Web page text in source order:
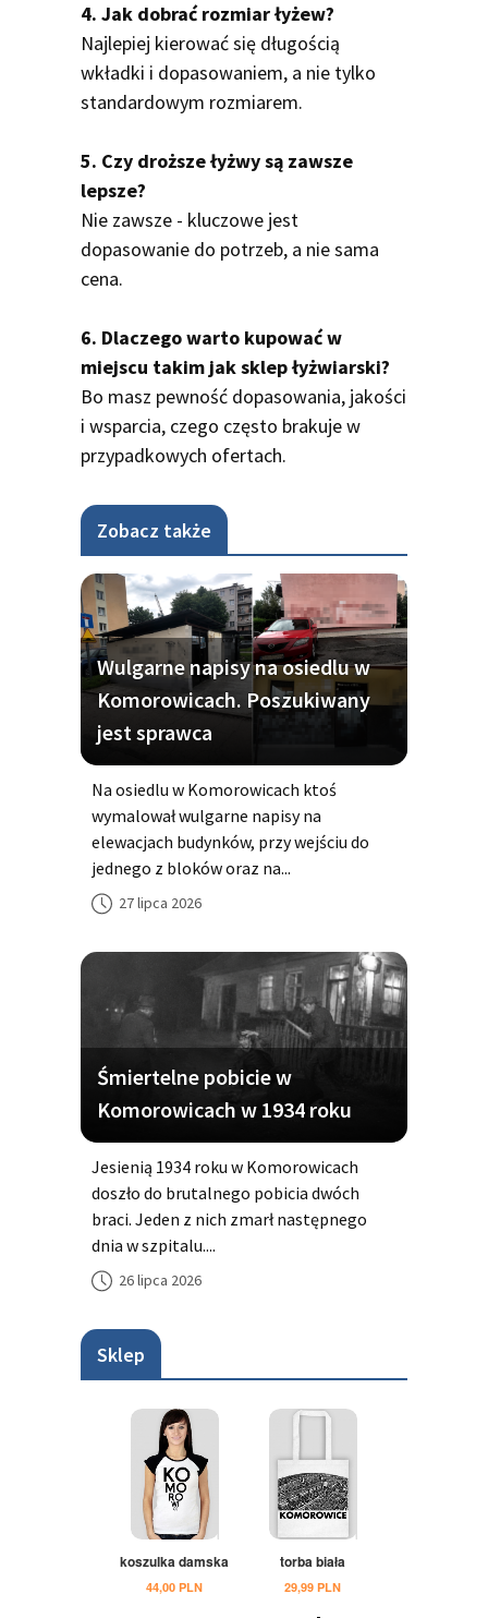
4. Jak dobrać rozmiar łyżew?
Najlepiej kierować się długością
wkładki i dopasowaniem, a nie tylko
standardowym rozmiarem.
5. Czy droższe łyżwy są zawsze
lepsze?
Nie zawsze - kluczowe jest
dopasowanie do potrzeb, a nie sama
cena.
6. Dlaczego warto kupować w
miejscu takim jak sklep łyżwiarski?
Bo masz pewność dopasowania, jakości
i wsparcia, czego często brakuje w
przypadkowych ofertach.
Zobacz także
Wulgarne napisy na osiedlu w
Komorowicach. Poszukiwany
jest sprawca
Na osiedlu w Komorowicach ktoś
wymalował wulgarne napisy na
elewacjach budynków, przy wejściu do
jednego z bloków oraz na...
27 lipca 2026
Śmiertelne pobicie w
Komorowicach w 1934 roku
Jesienią 1934 roku w Komorowicach
doszło do brutalnego pobicia dwóch
braci. Jeden z nich zmarł następnego
dnia w szpitalu....
26 lipca 2026
Sklep